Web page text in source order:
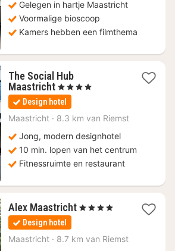
Gelegen in hartje Maastricht
Voormalige bioscoop
Kamers hebben een filmthema
The Social Hub
Maastricht1
nacht
vanaf
€
, 4 Sterren
Design hotel
Maastricht · 8.3 km van Riemst
Jong, modern designhotel
10 min. lopen van het centrum
Fitnessruimte en restaurant
Alex Maastricht1
€
, 4 Sterren
Design hotel
Maastricht · 8.7 km van Riemst